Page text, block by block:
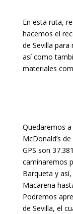
En esta ruta,
hacemos el
de Sevilla
así como
materiales
Quedaremos
McDonald’s
GPS son
caminaremos
Barqueta y
Macarena
Podremos
de Sevilla, el